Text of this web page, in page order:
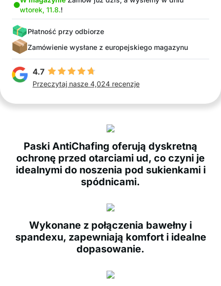
wtorek, 11.8.!
Płatność przy odbiorze
Zamówienie wysłane z europejskiego magazynu
4.7
Przeczytaj nasze 4,024 recenzje
Paski AntiChafing oferują dyskretną
ochronę przed otarciami ud, co czyni je
idealnymi do noszenia pod sukienkami i
spódnicami.
Wykonane z połączenia bawełny i
spandexu, zapewniają komfort i idealne
dopasowanie.